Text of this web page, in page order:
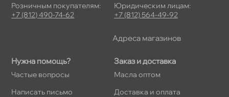
Нужна помощь?
Частые вопросы
Написать письмо
Заказ и доставка
Масла оптом
Доставка и оплата
Розничным покупателям:
+7 (812) 490-74-62
Юридическим лицам:
+7 (812) 564-49-92
Адреса магазино